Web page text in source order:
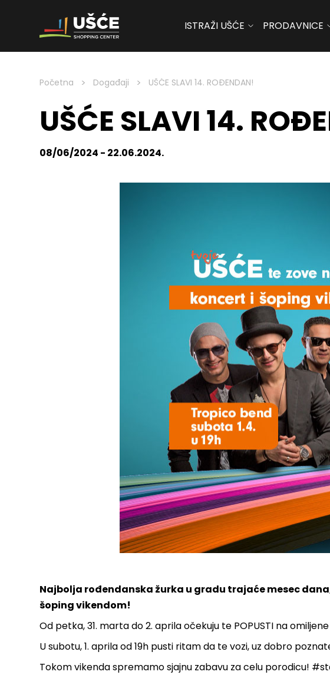
Skip to content
ISTRAŽI UŠĆE PRODAVNICE
Početna > Događaji > UŠĆE SLAVI 14. ROĐENDAN!
UŠĆE SLAVI 14.
08/06/2024 - 22.06.2024.
Najbolja rođendanska žurka u gradu trajaće mesec
šoping vikendom!
Od petka, 31. marta do 2. aprila očekuju te POPUSTI na
U subotu, 1. aprila od 19h pusti ritam da te vozi, uz dobro
Tokom vikenda spremamo sjajnu zabavu za celu porodicu!